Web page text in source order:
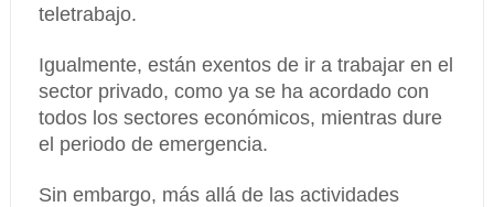
teletrabajo.
Igualmente, están exentos de ir a trabajar en el
sector privado, como ya se ha acordado con
todos los sectores económicos, mientras dure
el periodo de emergencia.
Sin embargo, más allá de las actividades